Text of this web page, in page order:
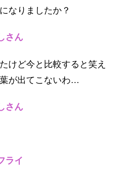
なりましたか？
さん
けど今と比較すると笑え
が出てこないわ…
さん
ライ